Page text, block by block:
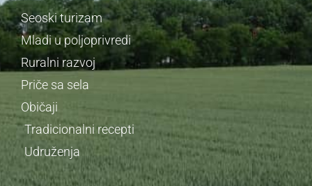
Seoski turizam
Mladi u poljoprivredi
Ruralni razvoj
Priče sa sela
Običaji
Tradicionalni recepti
Udruženja